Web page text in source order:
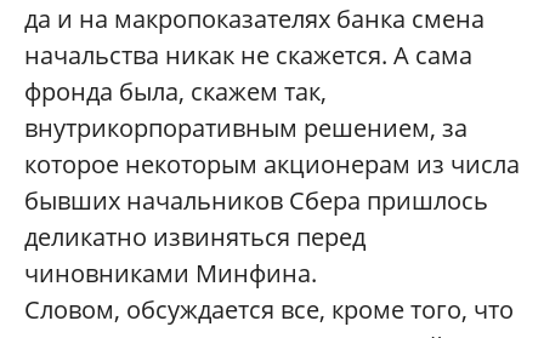
да и на макропоказателях банка смена
начальства никак не скажется. А сама
фронда была, скажем так,
внутрикорпоративным решением, за
которое некоторым акционерам из числа
бывших начальников Сбера пришлось
деликатно извиняться перед
чиновниками Минфина.
Словом, обсуждается все, кроме того, что